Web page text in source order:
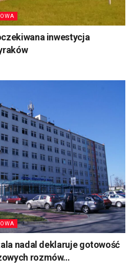
inwestycja
nadal deklaruje gotowość
rozmów…